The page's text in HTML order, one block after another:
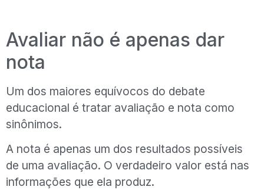
Avaliar não é apenas dar
nota
Um dos maiores equívocos do debate
educacional é tratar avaliação e nota como
sinônimos.
A nota é apenas um dos resultados possíveis
de uma avaliação. O verdadeiro valor está nas
informações que ela produz.